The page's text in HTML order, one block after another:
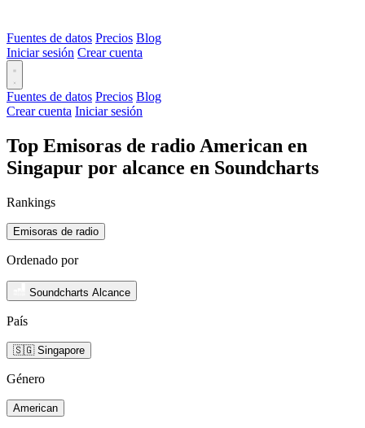
Fuentes de datos Precios Blog
Iniciar sesión Crear cuenta
Fuentes de datos Precios Blog
Crear cuenta Iniciar sesión
Top Emisoras de radio American en
Singapur por alcance en Soundcharts
Rankings
Emisoras de radio
Ordenado por
Soundcharts Alcance
País
🇸🇬 Singapore
Género
American